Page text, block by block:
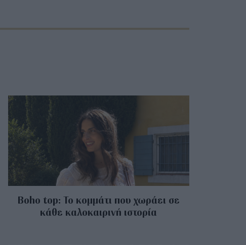
Boho top: Το κομμάτι που χωράει σε
κάθε καλοκαιρινή ιστορία